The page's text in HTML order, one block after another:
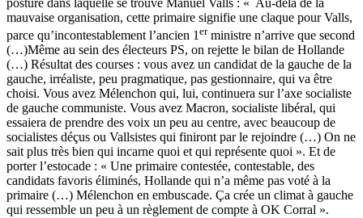
posture dans laquelle se trouve Manuel Valls : « Au-delà de la
mauvaise organisation, cette primaire signifie une claque pour Valls,
parce qu’incontestablement l’ancien 1erministre n’arrive que second
(…)Même au sein des électeurs PS, on rejette le bilan de Hollande
(…) Résultat des courses : vous avez un candidat de la gauche de la
gauche, irréaliste, peu pragmatique, pas gestionnaire, qui va être
choisi. Vous avez Mélenchon qui, lui, continuera sur l’axe socialiste
de gauche communiste. Vous avez Macron, socialiste libéral, qui
essaiera de prendre des voix un peu au centre, avec beaucoup de
socialistes déçus ou Vallsistes qui finiront par le rejoindre (…) On ne
sait plus très bien qui incarne quoi et qui représente quoi ». Et de
porter l’estocade : « Une primaire contestée, contestable, des
candidats favoris éliminés, Hollande qui n’a même pas voté à la
primaire (…) Mélenchon en embuscade. Ça crée un climat à gauche
qui ressemble un peu à un règlement de compte à OK Corral ».